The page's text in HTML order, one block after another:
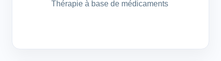
Thérapie à base de médicaments